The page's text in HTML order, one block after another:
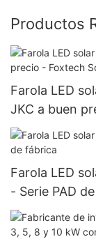
Productos
Farola LED
JKC a buen
Farola LED
- Serie PAD